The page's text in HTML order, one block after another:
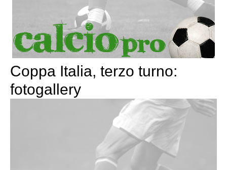
Coppa Italia, terzo turno:
fotogallery